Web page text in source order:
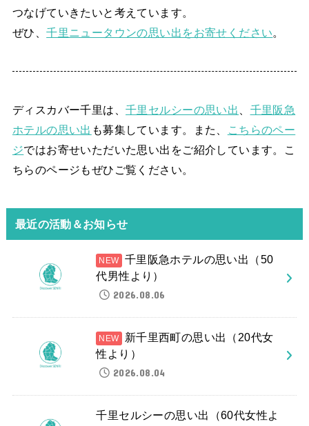
つなげていきたいと考えています。
ぜひ、千里ニュータウンの思い出をお寄せください。
ディスカバー千里は、千里セルシーの思い出
千里阪急
ホテルの思い出 も募集しています。また、
こちらのペー
ジではお寄せいただいた思い出をご紹介しています。こ
ちらのページもぜひご覧ください。
最近の活動＆お知らせ
千里阪急ホテルの思い出（50
代男性より）
2026.08.06
新千里西町の思い出（20代女
性より）
2026.08.04
千里セルシーの思い出（60代女性よ